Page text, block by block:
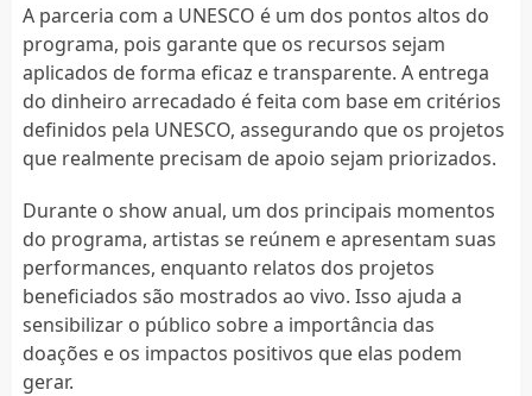
A parceria com a UNESCO é um dos pontos altos do
programa, pois garante que os recursos sejam
aplicados de forma eficaz e transparente. A entrega
do dinheiro arrecadado é feita com base em critérios
definidos pela UNESCO, assegurando que os projetos
que realmente precisam de apoio sejam priorizados.
Durante o show anual, um dos principais momentos
do programa, artistas se reúnem e apresentam suas
performances, enquanto relatos dos projetos
beneficiados são mostrados ao vivo. Isso ajuda a
sensibilizar o público sobre a importância das
doações e os impactos positivos que elas podem
gerar.